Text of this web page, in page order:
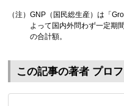
（注）GNP（国民総生産）は「
よって国内外問わず一定期
の合計額。
この記事の著者 プロ